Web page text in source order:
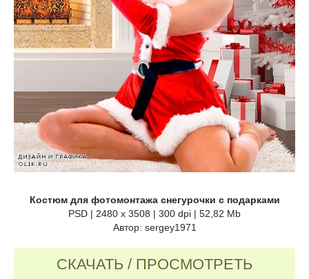
Костюм для фотомонтажа снегурочки с подарками
PSD | 2480 x 3508 | 300 dpi | 52,82 Mb
Автор: sergey1971
СКАЧАТЬ / ПРОСМОТРЕТЬ